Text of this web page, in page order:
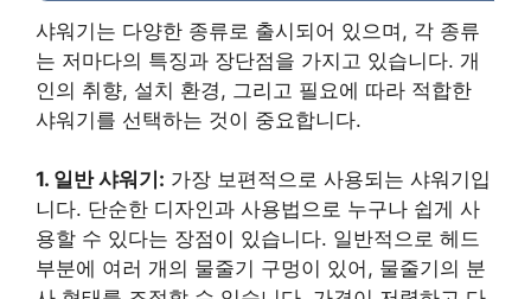
샤워기는 다양한 종류로 출시되어 있으며, 각 종류
는 저마다의 특징과 장단점을 가지고 있습니다. 개
인의 취향, 설치 환경, 그리고 필요에 따라 적합한
샤워기를 선택하는 것이 중요합니다.
1. 일반 샤워기: 가장 보편적으로 사용되는 샤워기입
니다. 단순한 디자인과 사용법으로 누구나 쉽게 사
용할 수 있다는 장점이 있습니다. 일반적으로 헤드
부분에 여러 개의 물줄기 구멍이 있어, 물줄기의 분